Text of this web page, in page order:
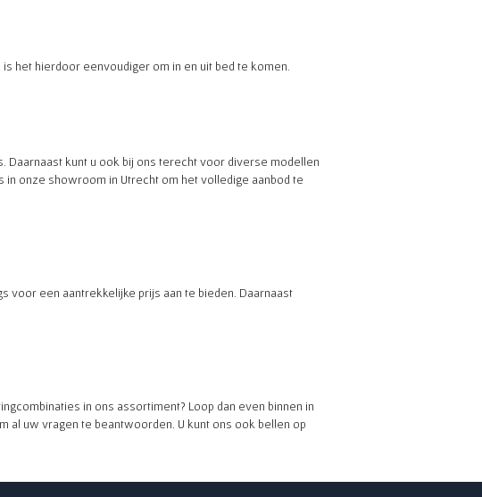
het hierdoor eenvoudiger om in en uit bed te komen.
Daarnaast kunt u ook bij ons terecht voor diverse modellen
onze showroom in Utrecht om het volledige aanbod te
voor een aantrekkelijke prijs aan te bieden. Daarnaast
in ons assortiment? Loop dan even binnen in
al uw vragen te beantwoorden. U kunt ons ook bellen op